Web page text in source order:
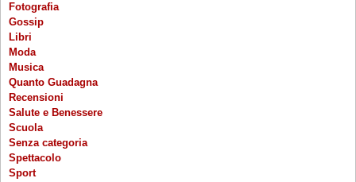
Fotografia
Gossip
Libri
Moda
Musica
Quanto Guadagna
Recensioni
Salute e Benessere
Scuola
Senza categoria
Spettacolo
Sport